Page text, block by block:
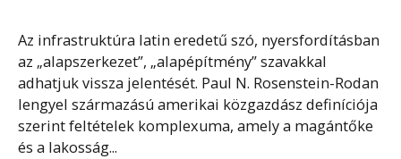
Az infrastruktúra latin eredetű szó, nyersfordításban
az „alapszerkezet”, „alapépítmény” szavakkal
adhatjuk vissza jelentését. Paul N. Rosenstein-Rodan
lengyel származású amerikai közgazdász definíciója
szerint feltételek komplexuma, amely a magántőke
és a lakosság...